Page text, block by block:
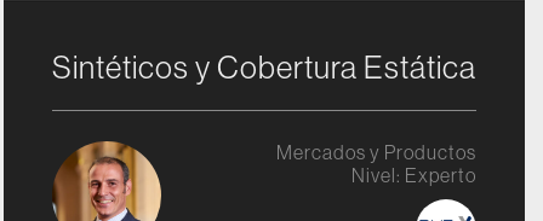
Sintéticos y Cobertura Estática
Mercados y Productos
Nivel: Experto